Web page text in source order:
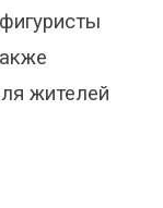
жителей